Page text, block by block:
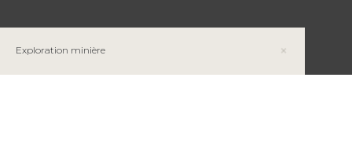
Exploration minière